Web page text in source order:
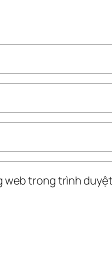
web trong trình